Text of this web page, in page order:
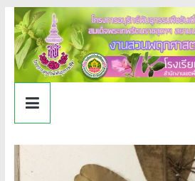
Skip
to
content
งาน
สวน